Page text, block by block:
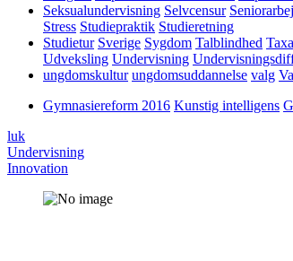
Seksualundervisning Selvcensur
Stress Studiepraktik Studieretning
Studietur Sverige Sygdom Talblindhed
Udveksling Undervisning
ungdomskultur ungdomsuddannelse valg
Gymnasiereform 2016 Kunstig intelligens
luk
Undervisning
Innovation